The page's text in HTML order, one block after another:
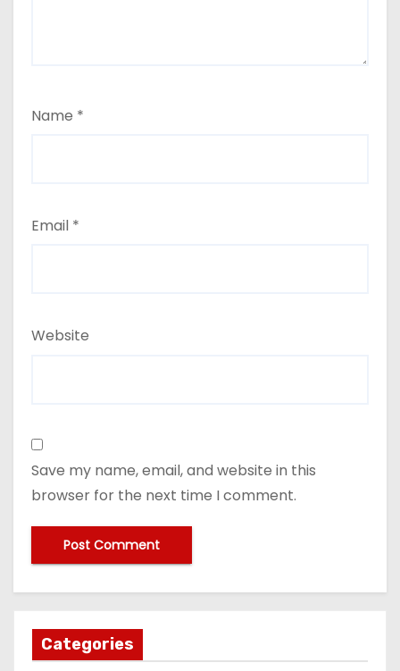
Name *
Email *
Website
Save my name, email, and website in this
browser for the next time I comment.
Categories